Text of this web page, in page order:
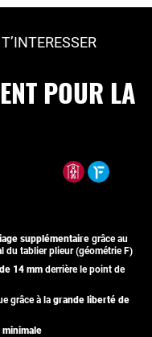
POUR LA
supplémentaire grâce au
du tablier plieur (géométrie F)
14 mm derrière le point de
grâce à la grande liberté de